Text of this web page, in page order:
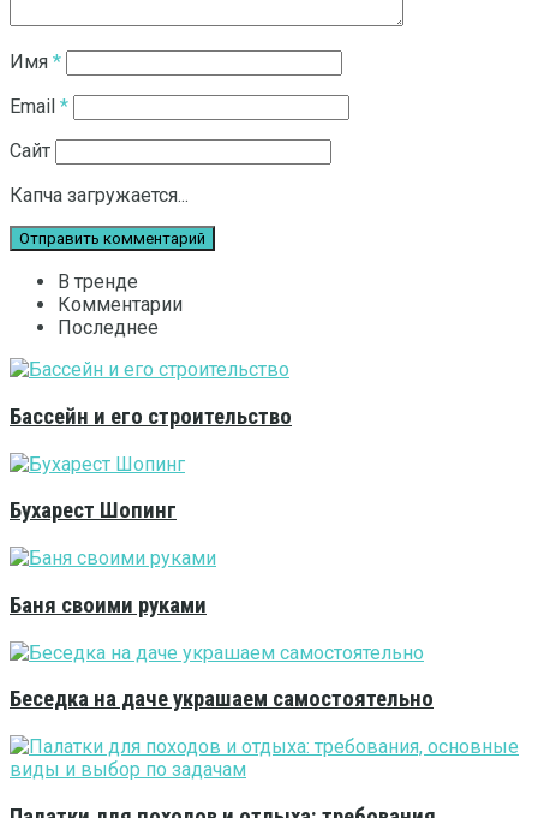
Имя *
Email *
Сайт
Капча загружается...
В тренде
Комментарии
Последнее
Бассейн и его строительство
Бухарест Шопинг
Баня своими руками
Беседка на даче украшаем самостоятельно